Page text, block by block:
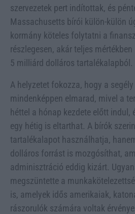
szervezetek pert indítottak, és
Massachusetts bírói külön-külön
kormány köteles folytatni a
részlegesen, akár teljes
5 milliárd dolláros tartalékalapból.
A helyzetet fokozza, hogy a
mindenképpen elmarad, mivel a
héttel a hónap kezdete előtt indul,
egy hétig is eltarthat. A bírók
tartalékalapot használhatja,
dolláros forrást is mozgósíthat,
adminisztráció eddig kizárt.
megszüntette a
is, amelyek idős amerikaiak,
rászorulók számára voltak